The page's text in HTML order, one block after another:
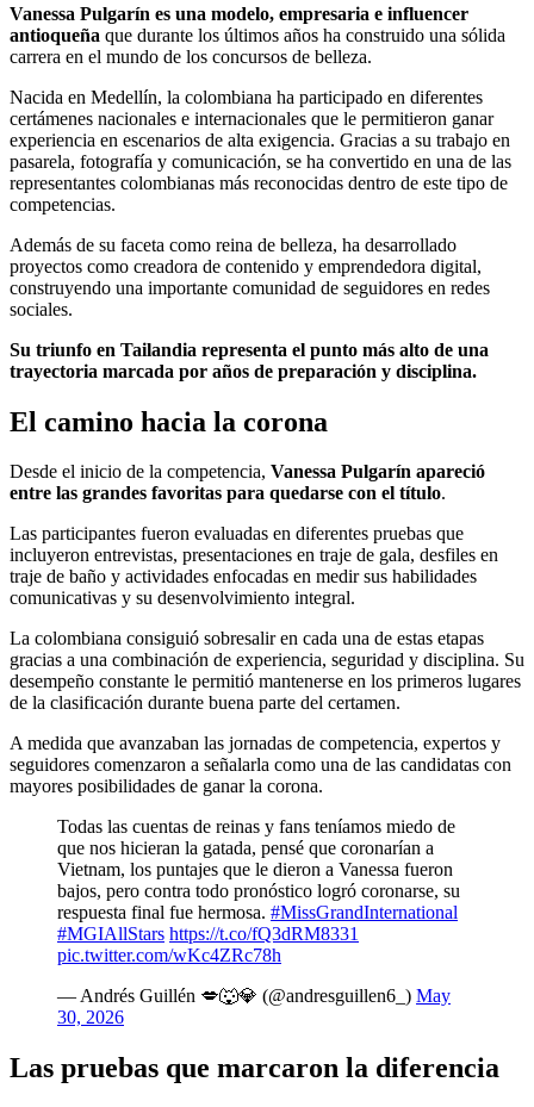
Vanessa Pulgarín es una modelo, empresaria e influencer
antioqueña que durante los últimos años ha construido una sólida
carrera en el mundo de los concursos de belleza.
Nacida en Medellín, la colombiana ha participado en diferentes
certámenes nacionales e internacionales que le permitieron ganar
experiencia en escenarios de alta exigencia. Gracias a su trabajo en
pasarela, fotografía y comunicación, se ha convertido en una de las
representantes colombianas más reconocidas dentro de este tipo de
competencias.
Además de su faceta como reina de belleza, ha desarrollado
proyectos como creadora de contenido y emprendedora digital,
construyendo una importante comunidad de seguidores en redes
sociales.
Su triunfo en Tailandia representa el punto más alto de una
trayectoria marcada por años de preparación y disciplina.
El camino hacia la corona
Desde el inicio de la competencia, Vanessa Pulgarín apareció
entre las grandes favoritas para quedarse con el título.
Las participantes fueron evaluadas en diferentes pruebas que
incluyeron entrevistas, presentaciones en traje de gala, desfiles en
traje de baño y actividades enfocadas en medir sus habilidades
comunicativas y su desenvolvimiento integral.
La colombiana consiguió sobresalir en cada una de estas etapas
gracias a una combinación de experiencia, seguridad y disciplina. Su
desempeño constante le permitió mantenerse en los primeros lugares
de la clasificación durante buena parte del certamen.
A medida que avanzaban las jornadas de competencia, expertos y
seguidores comenzaron a señalarla como una de las candidatas con
mayores posibilidades de ganar la corona.
Todas las cuentas de reinas y fans teníamos miedo de
que nos hicieran la gatada, pensé que coronarían a
Vietnam, los puntajes que le dieron a Vanessa fueron
bajos, pero contra todo pronóstico logró coronarse, su
respuesta final fue hermosa. #MissGrandInternational
#MGIAllStars https://t.co/fQ3dRM8331
pic.twitter.com/wKc4ZRc78h
— Andrés Guillén 💋🐺💎 (@andresguillen6_) May
30, 2026
Las pruebas que marcaron la diferencia